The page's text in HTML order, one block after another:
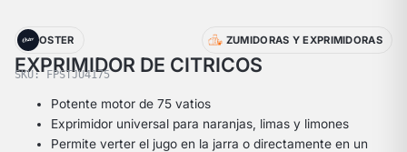
OSTER ZUMIDORAS Y EXPRIMIDORAS
EXPRIMIDOR DE CITRICOS
SKU: FPSTJU4175
Potente motor de 75 vatios
Exprimidor universal para naranjas, limas y limones
Permite verter el jugo en la jarra o directamente en un